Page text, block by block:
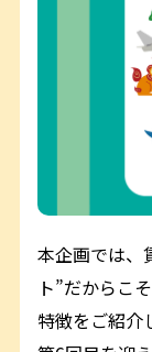
本企画では、
ト”だからこ
特徴をご紹介